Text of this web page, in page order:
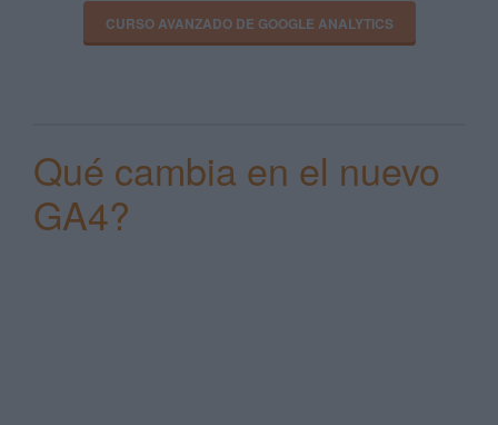
CURSO AVANZADO DE GOOGLE ANALYTICS
Qué cambia en el nuevo
GA4?